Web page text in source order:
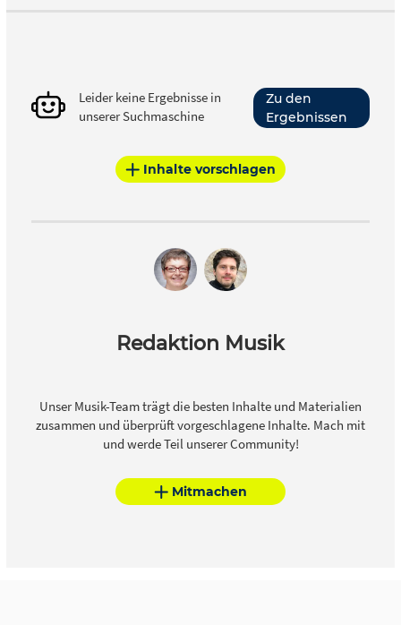
Leider keine Ergebnisse in
unserer Suchmaschine
Zu den
Ergebnissen
Inhalte vorschlagen
Redaktion Musik
Unser Musik-Team trägt die besten Inhalte und Materialien
zusammen und überprüft vorgeschlagene Inhalte. Mach mit
und werde Teil unserer Community!
Mitmachen